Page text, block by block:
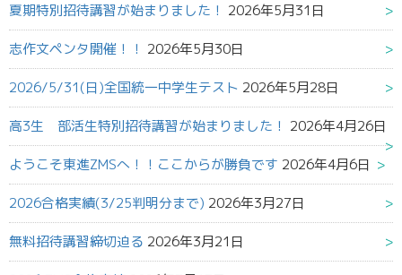
夏期特別招待講習が始まりました！ 2026年5月31日
志作文ペンタ開催！！ 2026年5月30日
2026/5/31(日)全国統一中学生テスト 2026年5月28日
高3生 部活生特別招待講習が始まりました！ 2026年4月26日
ようこそ東進ZMSへ！！ここからが勝負です 2026年4月6日
2026合格実績(3/25判明分まで) 2026年3月27日
無料招待講習締切迫る 2026年3月21日